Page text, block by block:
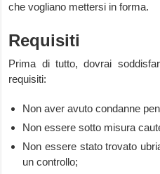
che vogliano mettersi in forma.
Requisiti
Prima di tutto, dovrai
requisiti:
Non aver avuto condanne
Non essere sotto misura
Non essere stato trovato
un controllo;